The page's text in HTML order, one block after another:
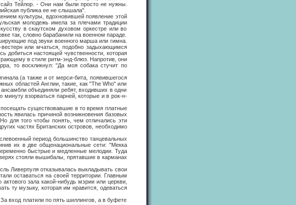
Тейлор. - Они нам были просто не нужны.
публика ее не слышала".
культуры, вдохновившей появление этой
молодежь имела за плечами традиции
в скаутском духовом оркестре или во
так, словно барабанили на военном параде.
под звуки военного марша или гимна.
или мчаться, подобно задыхающимся
добиться настоящей чувственности, которая
в стиле ритм-энд-блюз. Напротив, они
то воскликнул: "Да моя собака стучит по
(а также и от мерси-бита, появившегося
областей Англии, такие, как "The Who" или
объединяли ребят, входивших в одни
взорваться парней, которые и в рок-н-
существовавшие в то время платные
явилась причиной возникновения базовых
для того чтобы понять, чем отличались эти
частях Британских островов, необходимо
период большинство танцевальных
их в две общенациональные сети: "Мекка
быстрые и медленные мелодии. Туда
стояли вышибалы, прятавшие в карманах
Ливерпуля отказывалась выкладывать свои
оставаться на своей территории. Главным
зала какой-нибудь мэрии или церкви,
ту музыку, которая им нравится, одеваться
платили по пять шиллингов, а в буфете